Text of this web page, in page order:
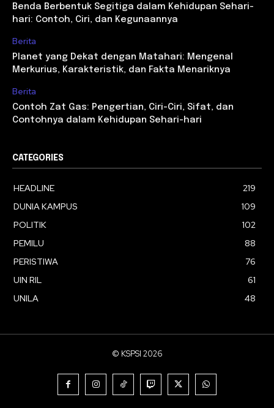
Benda Berbentuk Segitiga dalam Kehidupan Sehari-
hari: Contoh, Ciri, dan Kegunaannya
Berita
Planet yang Dekat dengan Matahari: Mengenal
Merkurius, Karakteristik, dan Fakta Menariknya
Berita
Contoh Zat Gas: Pengertian, Ciri-Ciri, Sifat, dan
Contohnya dalam Kehidupan Sehari-hari
CATEGORIES
HEADLINE
219
DUNIA KAMPUS
109
POLITIK
102
PEMILU
88
PERISTIWA
76
UIN RIL
61
UNILA
48
© KSPSI 2026